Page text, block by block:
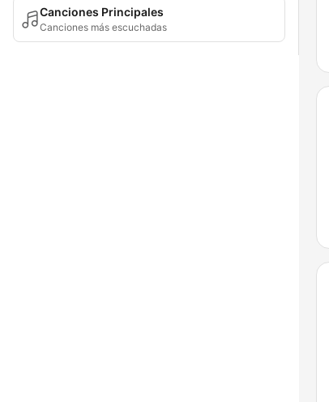
Canciones Principales
Canciones más escuchadas